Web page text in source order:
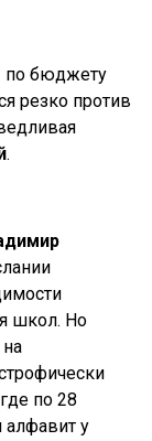
по бюджету
резко против
.
школ. Но
по 28
алфавит у